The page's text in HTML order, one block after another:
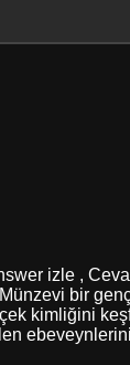
izle ,
bir
kimliğini